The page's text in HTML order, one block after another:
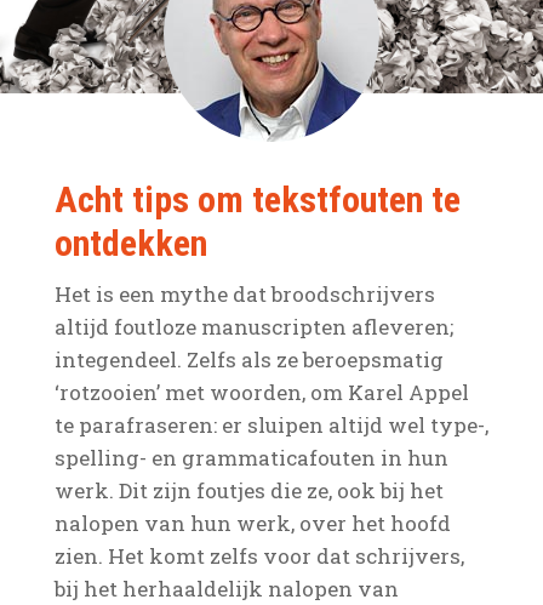
Acht tips om tekstfouten te
ontdekken
Het is een mythe dat broodschrijvers
altijd foutloze manuscripten afleveren;
integendeel. Zelfs als ze beroepsmatig
‘rotzooien’ met woorden, om Karel Appel
te parafraseren: er sluipen altijd wel type-,
spelling- en grammaticafouten in hun
werk. Dit zijn foutjes die ze, ook bij het
nalopen van hun werk, over het hoofd
zien. Het komt zelfs voor dat schrijvers,
bij het herhaaldelijk nalopen van